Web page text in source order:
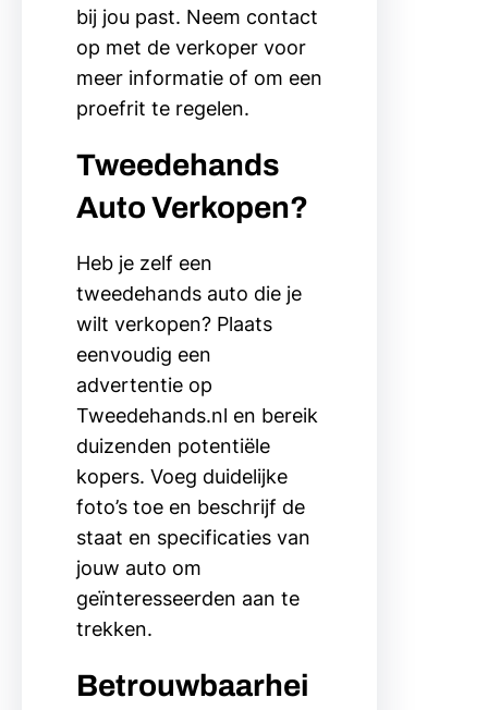
bij jou past. Neem contact
op met de verkoper voor
meer informatie of om een
proefrit te regelen.
Tweedehands
Auto Verkopen?
Heb je zelf een
tweedehands auto die je
wilt verkopen? Plaats
eenvoudig een
advertentie op
Tweedehands.nl en bereik
duizenden potentiële
kopers. Voeg duidelijke
foto’s toe en beschrijf de
staat en specificaties van
jouw auto om
geïnteresseerden aan te
trekken.
Betrouwbaarhei